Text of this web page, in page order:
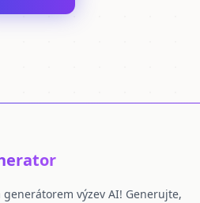
výzev AI! Generujte,